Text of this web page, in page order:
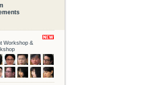
Workshop &